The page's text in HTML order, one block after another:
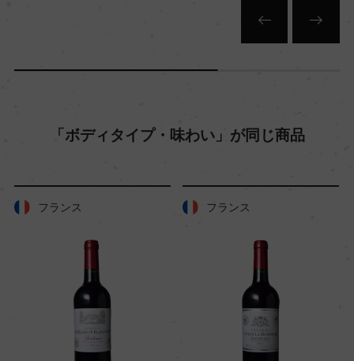
キャップの仕様「ボディタイプ・味わい」が同じ商品
フランス フランス